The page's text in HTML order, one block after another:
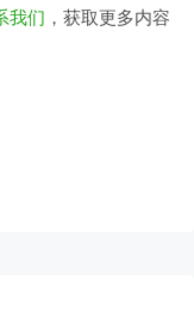
我们 ，获取更多内容